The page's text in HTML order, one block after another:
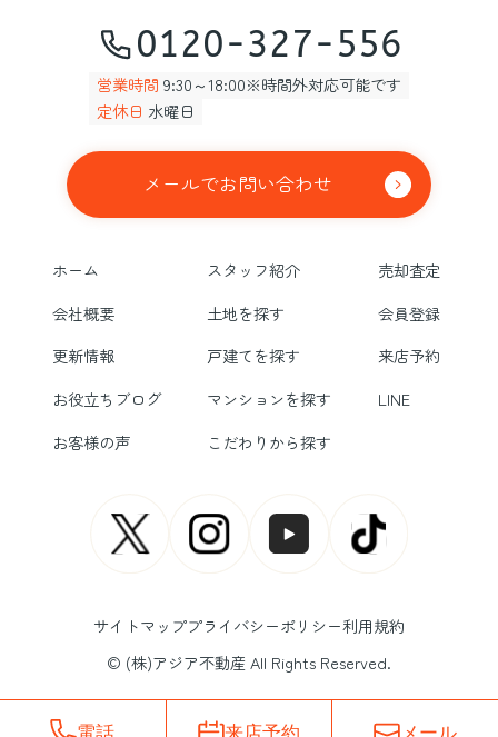
0120-327-556
営業時間 9:30～18:00※時間外対応可能です
定休日 水曜日
メールでお問い合わせ
ホーム スタッフ紹介
売却査定
会社概要
土地を探す
会員登録
更新情報
戸建てを探す
来店予約
お役立ちブログ
マンションを探す
LINE
お客様の声
こだわりから探す
サイトマッププライバシーポリシー利用規約
© (株)アジア不動産 All Rights Reserved.